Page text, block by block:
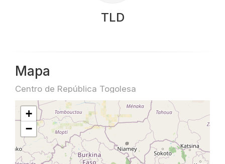
TLD
Mapa
Centro de República Togolesa
+
−